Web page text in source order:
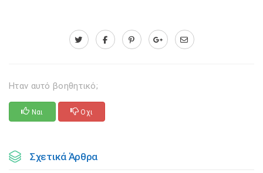
Ηταν αυτό βοηθητικό;
Ναι Οχι
Σχετικά Άρθρα